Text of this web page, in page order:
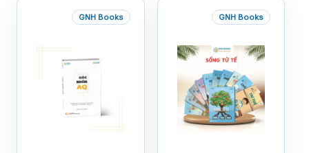
GNH Books GNH Books